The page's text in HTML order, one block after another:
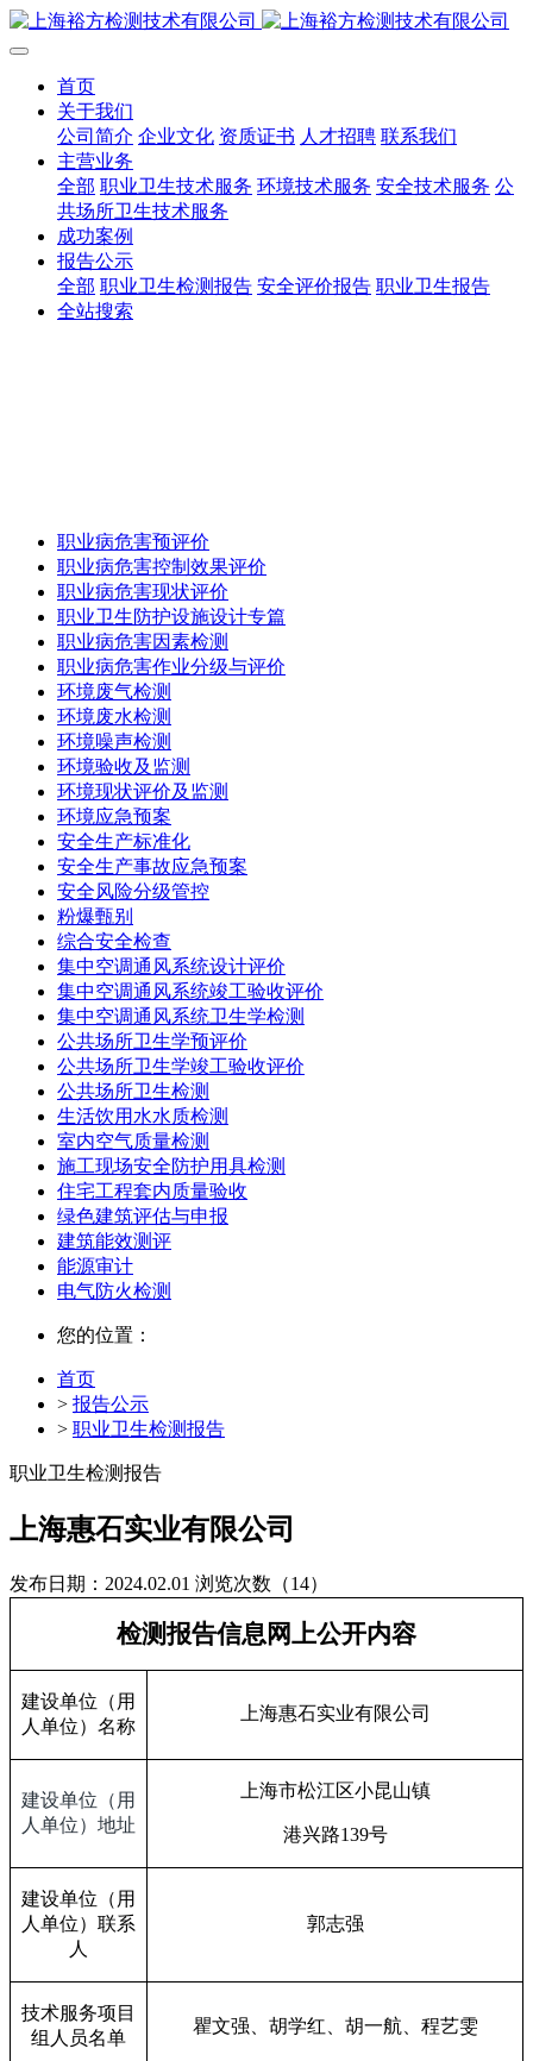
首页
关于我们
公司简介 企业文化 资质证书 人才招聘 联系我们
主营业务
全部 职业卫生技术服务 环境技术服务 安全技术服务 公
共场所卫生技术服务
成功案例
报告公示
全部 职业卫生检测报告 安全评价报告 职业卫生报告
全站搜索
职业病危害预评价
职业病危害控制效果评价
职业病危害现状评价
职业卫生防护设施设计专篇
职业病危害因素检测
职业病危害作业分级与评价
环境废气检测
环境废水检测
环境噪声检测
环境验收及监测
环境现状评价及监测
环境应急预案
安全生产标准化
安全生产事故应急预案
安全风险分级管控
粉爆甄别
综合安全检查
集中空调通风系统设计评价
集中空调通风系统竣工验收评价
集中空调通风系统卫生学检测
公共场所卫生学预评价
公共场所卫生学竣工验收评价
公共场所卫生检测
生活饮用水水质检测
室内空气质量检测
施工现场安全防护用具检测
住宅工程套内质量验收
绿色建筑评估与申报
建筑能效测评
能源审计
电气防火检测
您的位置：
首页
> 报告公示
> 职业卫生检测报告
职业卫生检测报告
上海惠石实业有限公司
发布日期：2024.02.01 浏览次数（14）
检测报告信息网上公开内容
建设单位（用
人单位）名称
上海惠石实业有限公司
建设单位（用
人单位）地址
上海市松江区小昆山镇
港兴路139号
建设单位（用
人单位）联系
人
郭志强
技术服务项目
组人员名单
瞿文强、胡学红、胡一航、程艺雯